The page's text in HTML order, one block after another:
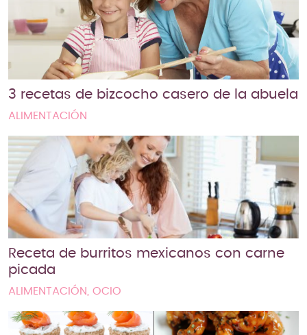
3 recetas de bizcocho casero de la abuela
ALIMENTACIÓN
Receta de burritos mexicanos con carne
picada
ALIMENTACIÓN, OCIO